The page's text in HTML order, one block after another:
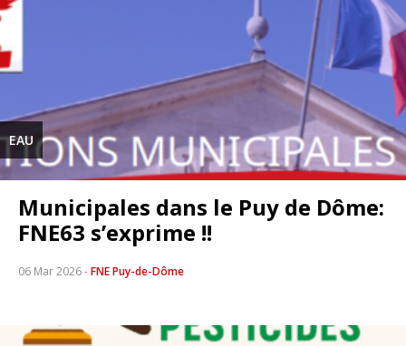
EAU
Municipales dans le Puy de Dôme:
FNE63 s’exprime !!
06 Mar 2026-FNE Puy-de-Dôme